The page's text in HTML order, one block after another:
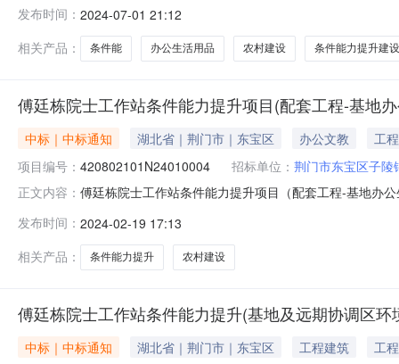
门市漳河新区顺泉路荆翰苑智园北门商铺6-202）交易开
发布时间： 2024-07-01 21:12
相关产品：
条件能 办公生活用品 农村建设 条件能力提升建设
傅廷栋院士工作站条件能力提升项目(配套工程-基地
中标｜中标通知 湖北省｜荆门市｜东宝区 办公文教
工程
项目编号： 420802101N24010004 招标单位： 荆门市东宝区子陵
正文内容： 傅廷栋院士工作站条件能力提升项目（配套工程-基地办
期：2024-01-24产权类型：小型工程建设单位：荆门市
发布时间： 2024-02-19 17:13
相关产品：
条件能力提升 农村建设
傅廷栋院士工作站条件能力提升(基地及远期协调区环
中标｜中标通知 湖北省｜荆门市｜东宝区 工程建筑
工程